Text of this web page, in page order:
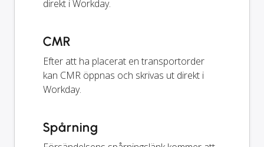
direkt i Workday.
CMR
Efter att ha placerat en transportorder
kan CMR öppnas och skrivas ut direkt i
Workday.
Spårning